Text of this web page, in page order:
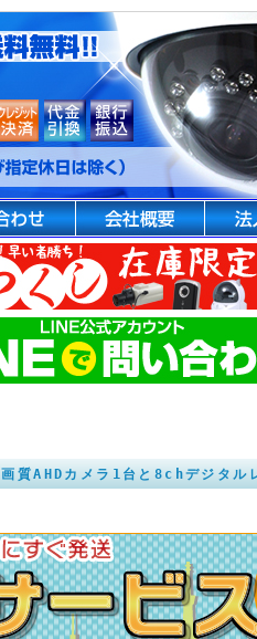
質AHDカメラ1台と8chデジタル